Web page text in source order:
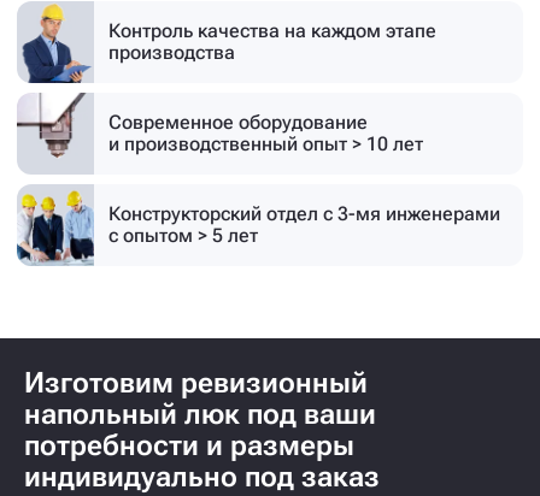
Контроль качества на каждом этапе
производства
Современное оборудование
и производственный опыт > 10 лет
Конструкторский отдел с 3-мя инженерами
с опытом > 5 лет
Изготовим ревизионный
напольный люк под ваши
потребности и размеры
индивидуально под заказ